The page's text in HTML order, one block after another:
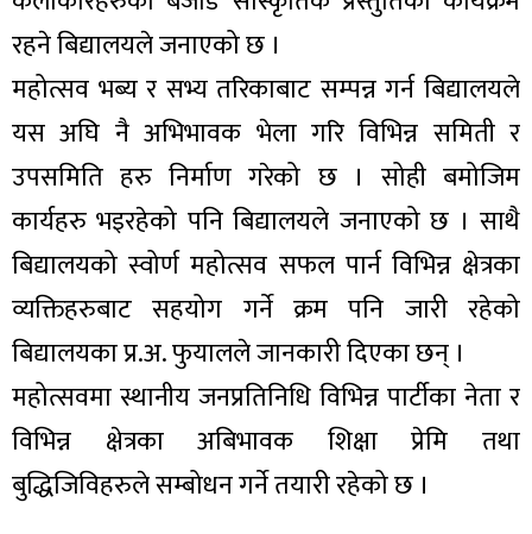
रहने बिद्यालयले जनाएको छ ।
महोत्सव भब्य र सभ्य तरिकाबाट सम्पन्न गर्न बिद्यालयले
यस अघि नै अभिभावक भेला गरि विभिन्न समिती र
उपसमिति हरु निर्माण गरेको छ । सोही बमोजिम
कार्यहरु भइरहेको पनि बिद्यालयले जनाएको छ । साथै
बिद्यालयको स्वोर्ण महोत्सव सफल पार्न विभिन्न क्षेत्रका
व्यक्तिहरुबाट सहयोग गर्ने क्रम पनि जारी रहेको
बिद्यालयका प्र.अ. फुयालले जानकारी दिएका छन् ।
महोत्सवमा स्थानीय जनप्रतिनिधि विभिन्न पार्टीका नेता र
विभिन्न क्षेत्रका अबिभावक शिक्षा प्रेमि तथा
बुद्धिजिविहरुले सम्बोधन गर्ने तयारी रहेको छ ।